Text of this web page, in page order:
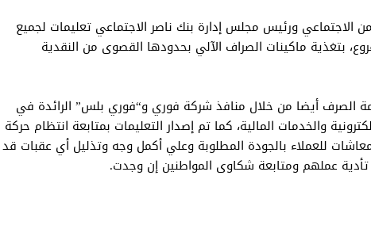
الاجتماعي ورئيس مجلس إدارة بنك ناصر الاجتماعي تعليمات لجميع
بتغذية ماكينات الصراف الآلي بحدودها القصوى من النقدية
الصرف أيضا من خلال منافذ شركة فوري و“فوري بلس” الرائدة في
والخدمات المالية، كما تم إصدار التعليمات بمتابعة انتظام حركة
للعملاء بالجودة المطلوبة وعلي أكمل وجه وتذليل أي عقبات قد
تأدية عملهم ومتابعة شكاوى المواطنين إن وجدت.